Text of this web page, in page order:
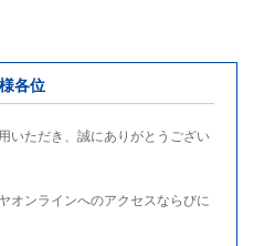
各位
いただき、誠にありがとうござい
オンラインへのアクセスならびに